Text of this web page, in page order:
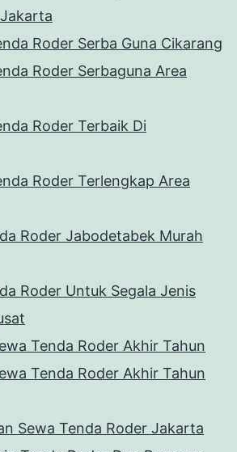
Roder Serba Guna Cikarang
Roder Serbaguna Area
Roder Terbaik Di
Roder Terlengkap Area
Roder Jabodetabek Murah
Roder Untuk Segala Jenis
Tenda Roder Akhir Tahun
Tenda Roder Akhir Tahun
Sewa Tenda Roder Jakarta